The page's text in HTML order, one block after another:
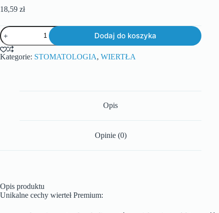
18,59 zł
Dodaj do koszyka
Kategorie: STOMATOLOGIA, WIERTŁA
Opis
Opinie (0)
Opis produktu
Unikalne cechy wierteł Premium: